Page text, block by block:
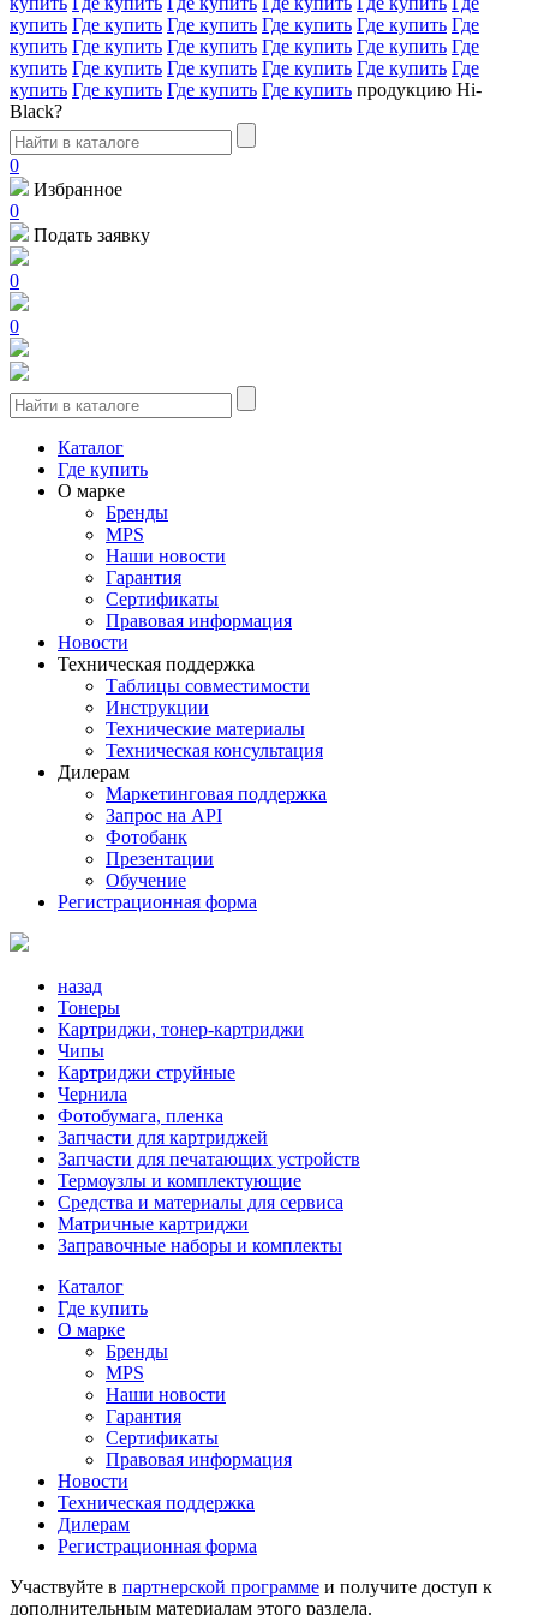
купить Где купить Где купить Где купить Где купить Где
купить Где купить Где купить Где купить Где купить Где
купить Где купить Где купить Где купить Где купить Где
купить Где купить Где купить Где купить продукцию Hi-
Black?
0
Избранное
0
Подать заявку
0
0
Каталог
Где купить
О марке
Бренды
MPS
Наши новости
Гарантия
Сертификаты
Правовая информация
Новости
Техническая поддержка
Таблицы совместимости
Инструкции
Технические материалы
Техническая консультация
Дилерам
Маркетинговая поддержка
Запрос на API
Фотобанк
Презентации
Обучение
Регистрационная форма
назад
Тонеры
Картриджи, тонер-картриджи
Чипы
Картриджи струйные
Чернила
Фотобумага, пленка
Запчасти для картриджей
Запчасти для печатающих устройств
Термоузлы и комплектующие
Средства и материалы для сервиса
Матричные картриджи
Заправочные наборы и комплекты
Каталог
Где купить
О марке
Бренды
MPS
Наши новости
Гарантия
Сертификаты
Правовая информация
Новости
Техническая поддержка
Дилерам
Регистрационная форма
Участвуйте в партнерской программе и получите доступ к
дополнительным материалам этого раздела.